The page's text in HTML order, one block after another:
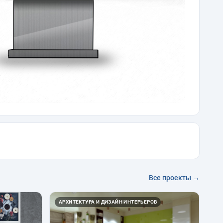
Все проекты →
АРХИТЕКТУРА И ДИЗАЙН ИНТЕРЬЕРОВ